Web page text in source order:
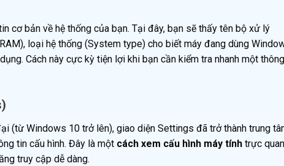
cơ bản về hệ thống của bạn. Tại đây, bạn sẽ thấy tên bộ xử lý
loại hệ thống (System type) cho biết máy đang dùng
Cách này cực kỳ tiện lợi khi bạn cần kiểm tra nhanh một
(từ Windows 10 trở lên), giao diện Settings đã trở thành trung
tin cấu hình. Đây là một cách xem cấu hình máy tính trực
truy cập dễ dàng.